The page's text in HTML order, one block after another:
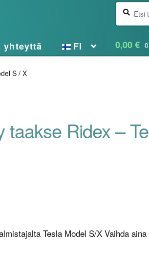
Etsi
Haku
yhteyttä FI 0,00€
S / X
taakse Ridex –
Tesla Model S/X Vaihda